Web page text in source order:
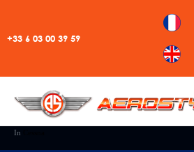
+33 6 03 00 39 59
In